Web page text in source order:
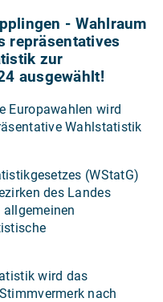
- Wahlraum
repräsentatives
zur
ausgewählt!
Europawahlen wird
Wahlstatistik
(WStatG)
des Landes
wird das
nach